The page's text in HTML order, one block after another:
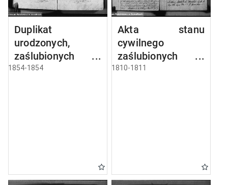
Duplikat
urodzonych,
zaślubionych i
umarłych parafii
1854-1854
Akta stanu
cywilnego
zaślubionych w
gminie
1810-1811